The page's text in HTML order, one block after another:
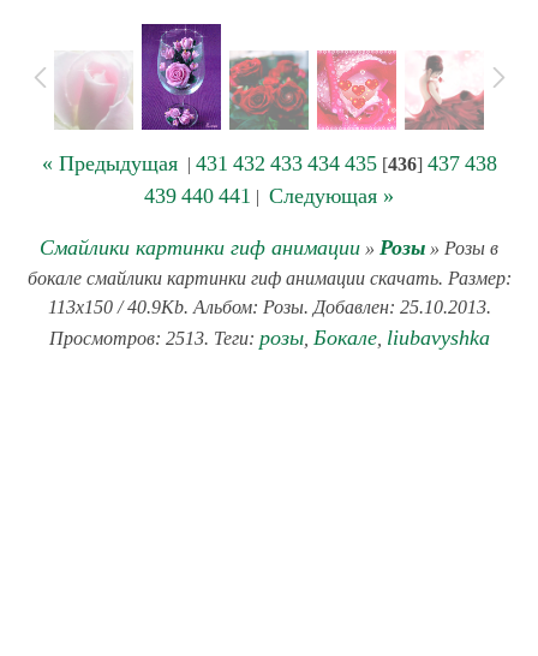
« Предыдущая| 431 432 433 434 435[436] 437 438
439 440 441 | Следующая »
Смайлики картинки гиф анимации » Розы » Розы в
бокале смайлики картинки гиф анимации скачать. Размер:
113x150 / 40.9Kb. Альбом: Розы. Добавлен: 25.10.2013.
Просмотров: 2513. Теги: розы, Бокале, liubavyshka